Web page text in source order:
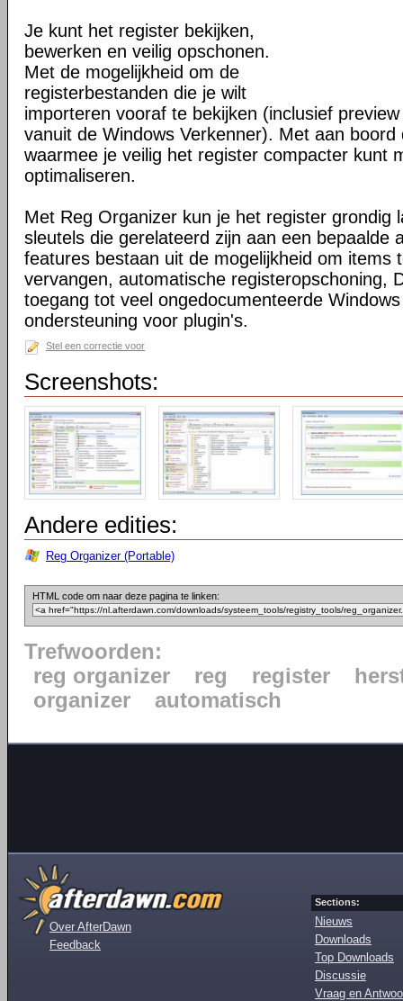
Je kunt het register bekijken,
bewerken en veilig opschonen.
Met de mogelijkheid om de
registerbestanden die je wilt
importeren vooraf te bekijken (inclusief
vanuit de Windows Verkenner). Met aan boord
waarmee je veilig het register compacter kunt
optimaliseren.
Met Reg Organizer kun je het register grondig
sleutels die gerelateerd zijn aan een bepaalde
features bestaan uit de mogelijkheid om items
vervangen, automatische registeropschoning,
toegang tot veel ongedocumenteerde
ondersteuning voor plugin's.
Stel een correctie voor
Screenshots:
Andere edities:
Reg Organizer (Portable)
HTML code om naar deze pagina te linken:
Trefwoorden:
reg organizer
reg register
organizer
automatisch
Over AfterDawn
Feedback
Sections:
Nieuws
Downloads
Top Downloads
Discussie
Vraag en